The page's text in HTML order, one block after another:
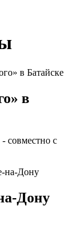
в
совместно с
Дону